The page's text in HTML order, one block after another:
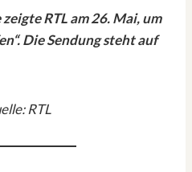
RTL am 26. Mai, um
Die Sendung steht auf
RTL